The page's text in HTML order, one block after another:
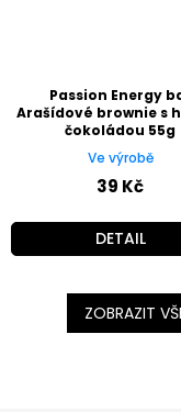
Passion Energy
Arašídové brownie s
čokoládou 55g
Ve výrobě
39 Kč
DETAIL
ZOBRAZIT